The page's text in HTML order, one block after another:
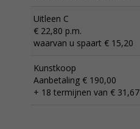
Uitleen C
€ 22,80 p.m.
waarvan u spaart € 15,20
Kunstkoop
Aanbetaling € 190,00
+ 18 termijnen van € 31,67